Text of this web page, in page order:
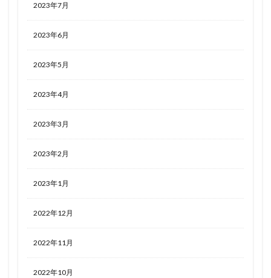
2023年7月
2023年6月
2023年5月
2023年4月
2023年3月
2023年2月
2023年1月
2022年12月
2022年11月
2022年10月